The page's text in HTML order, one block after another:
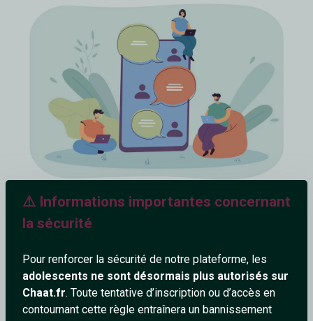
⚠️ Informations importantes concernant
la sécurité
Pour renforcer la sécurité de notre plateforme, les
adolescents ne sont désormais plus autorisés sur
Chaat.fr. Toute tentative d’inscription ou d’accès en
contournant cette règle entraînera un bannissement
C’est une valeur sûre dont à peu près 100% des personnes
interrogées ne peuvent se passer.
Tchater gratuitement pour faire connaissance avec les